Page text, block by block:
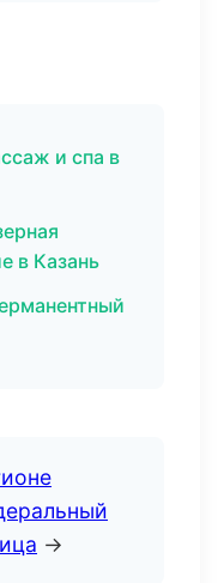
и спа в
в Казань
→